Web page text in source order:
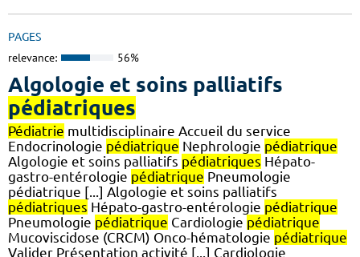
PAGES
relevance: 56%
Algologie et soins palliatifs
pédiatriques
Pédiatrie multidisciplinaire Accueil du service
Endocrinologie pédiatrique Nephrologie pédiatrique
Algologie et soins palliatifs pédiatriques Hépato-
gastro-entérologie pédiatrique Pneumologie
pédiatrique [...] Algologie et soins palliatifs
pédiatriques Hépato-gastro-entérologie pédiatrique
Pneumologie pédiatrique Cardiologie pédiatrique
Mucoviscidose (CRCM) Onco-hématologie pédiatrique
Valider Présentation activité [...] Cardiologie